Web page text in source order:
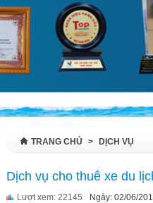
TRANG CHỦ > DỊCH VỤ
Dịch vụ cho thuê xe du
Lượt xem: 22145 Ngày: 02/06/